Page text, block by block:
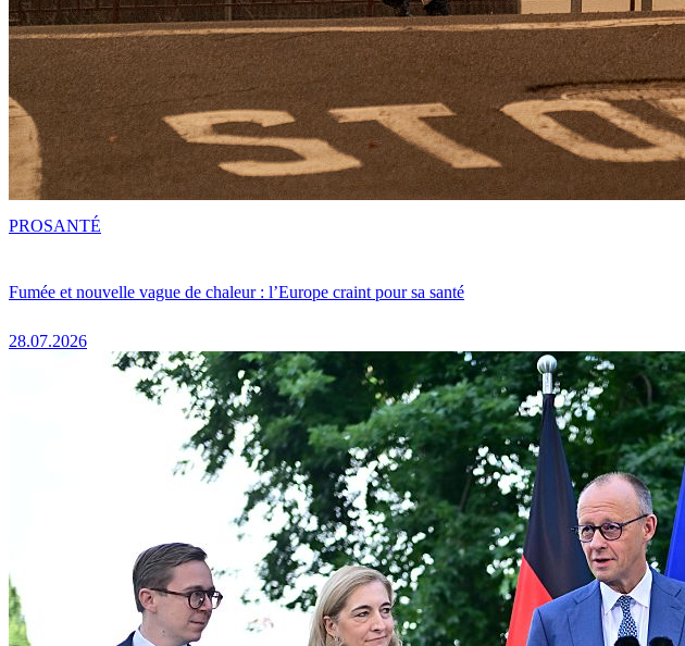
Fumée et nouvelle vague de chaleur : l’Europe craint pour sa santé
28.07.2026
PROSANTÉ